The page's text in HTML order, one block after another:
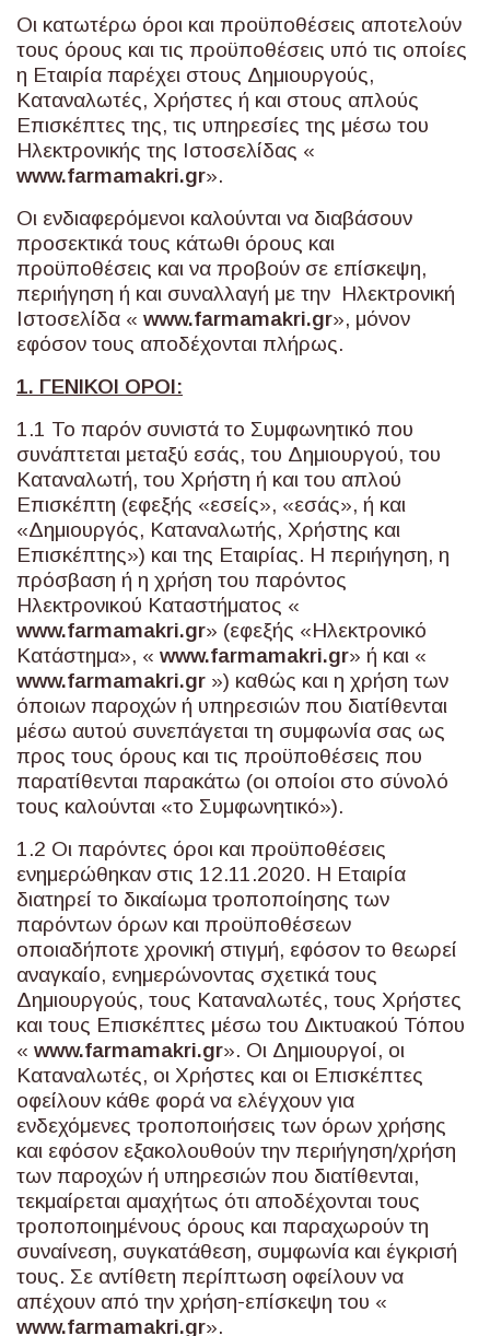
Οι κατωτέρω όροι και προϋποθέσεις αποτελούν
τους όρους και τις προϋποθέσεις υπό τις οποίες
η Εταιρία παρέχει στους Δημιουργούς,
Καταναλωτές, Χρήστες ή και στους απλούς
Επισκέπτες της, τις υπηρεσίες της μέσω του
Ηλεκτρονικής της Ιστοσελίδας «
www.farmamakri.gr».
Οι ενδιαφερόμενοι καλούνται να διαβάσουν
προσεκτικά τους κάτωθι όρους και
προϋποθέσεις και να προβούν σε επίσκεψη,
περιήγηση ή και συναλλαγή με την Ηλεκτρονική
Ιστοσελίδα « www.farmamakri.gr», μόνον
εφόσον τους αποδέχονται πλήρως.
1. ΓΕΝΙΚΟΙ ΟΡΟΙ:
1.1 Το παρόν συνιστά το Συμφωνητικό που
συνάπτεται μεταξύ εσάς, του Δημιουργού, του
Καταναλωτή, του Χρήστη ή και του απλού
Επισκέπτη (εφεξής «εσείς», «εσάς», ή και
«Δημιουργός, Καταναλωτής, Χρήστης και
Επισκέπτης») και της Εταιρίας. Η περιήγηση, η
πρόσβαση ή η χρήση του παρόντος
Ηλεκτρονικού Καταστήματος «
www.farmamakri.gr» (εφεξής «Ηλεκτρονικό
Κατάστημα», « www.farmamakri.gr» ή και «
www.farmamakri.gr ») καθώς και η χρήση των
όποιων παροχών ή υπηρεσιών που διατίθενται
μέσω αυτού συνεπάγεται τη συμφωνία σας ως
προς τους όρους και τις προϋποθέσεις που
παρατίθενται παρακάτω (οι οποίοι στο σύνολό
τους καλούνται «το Συμφωνητικό»).
1.2 Οι παρόντες όροι και προϋποθέσεις
ενημερώθηκαν στις 12.11.2020. Η Εταιρία
διατηρεί το δικαίωμα τροποποίησης των
παρόντων όρων και προϋποθέσεων
οποιαδήποτε χρονική στιγμή, εφόσον το θεωρεί
αναγκαίο, ενημερώνοντας σχετικά τους
Δημιουργούς, τους Καταναλωτές, τους Χρήστες
και τους Επισκέπτες μέσω του Δικτυακού Τόπου
« www.farmamakri.gr». Οι Δημιουργοί, οι
Καταναλωτές, οι Χρήστες και οι Επισκέπτες
οφείλουν κάθε φορά να ελέγχουν για
ενδεχόμενες τροποποιήσεις των όρων χρήσης
και εφόσον εξακολουθούν την περιήγηση/χρήση
των παροχών ή υπηρεσιών που διατίθενται,
τεκμαίρεται αμαχήτως ότι αποδέχονται τους
τροποποιημένους όρους και παραχωρούν τη
συναίνεση, συγκατάθεση, συμφωνία και έγκρισή
τους. Σε αντίθετη περίπτωση οφείλουν να
απέχουν από την χρήση-επίσκεψη του «
www.farmamakri.gr».